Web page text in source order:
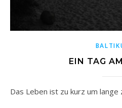
EIN TAG
Das Leben ist zu kurz um